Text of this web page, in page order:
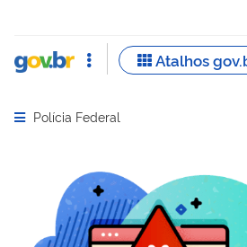
Abrir menu principal de navegação
Polícia Federal